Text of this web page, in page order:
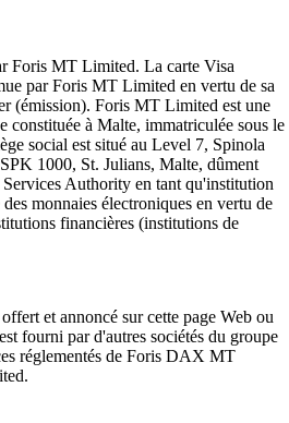
Foris MT Limited. La carte Visa
par Foris MT Limited en vertu de sa
(émission). Foris MT Limited est une
constituée à Malte, immatriculée sous le
social est situé au Level 7, Spinola
1000, St. Julians, Malte, dûment
Authority en tant qu'institution
monnaies électroniques en vertu de
financières (institutions de
et annoncé sur cette page Web ou
est fourni par d'autres sociétés du groupe
réglementés de Foris DAX MT